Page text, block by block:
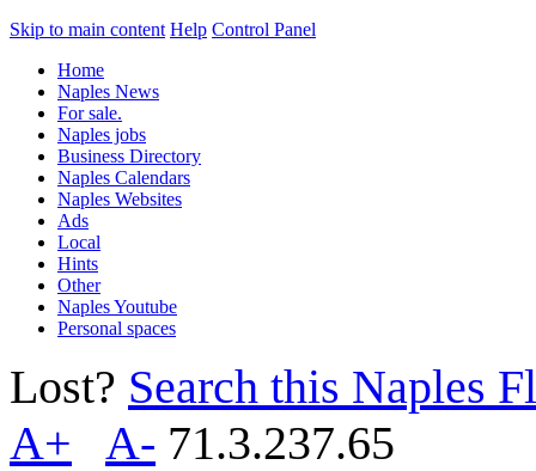
Skip to main content Help Control Panel
Home
Naples News
For sale.
Naples jobs
Business Directory
Naples Calendars
Naples Websites
Ads
Local
Hints
Other
Naples Youtube
Personal spaces
Lost? Search this Naples
A+
A- 71.3.237.65